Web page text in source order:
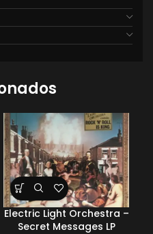
Electric Light Orchestra –
Secret Messages LP